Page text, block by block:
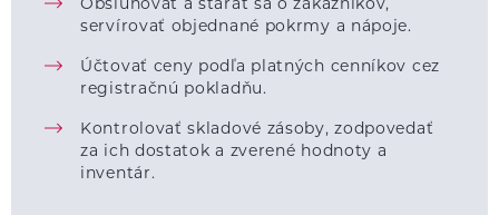
servírovať objednané pokrmy a nápoje.
Účtovať ceny podľa platných cenníkov cez
registračnú pokladňu.
Kontrolovať skladové zásoby, zodpovedať
za ich dostatok a zverené hodnoty a
inventár.